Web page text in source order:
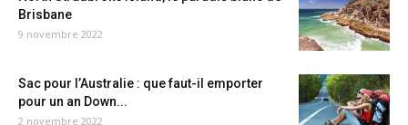
Brisbane
9 novembre 2022
Sac pour l’Australie : que faut-il emporter
pour un an Down...
2 novembre 2022